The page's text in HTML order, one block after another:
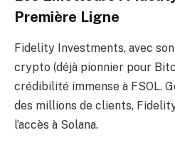
Première Ligne
Fidelity Investments, avec
crypto (déjà pionnier pour
crédibilité immense à FSOL.
des millions de clients,
l’accès à Solana.